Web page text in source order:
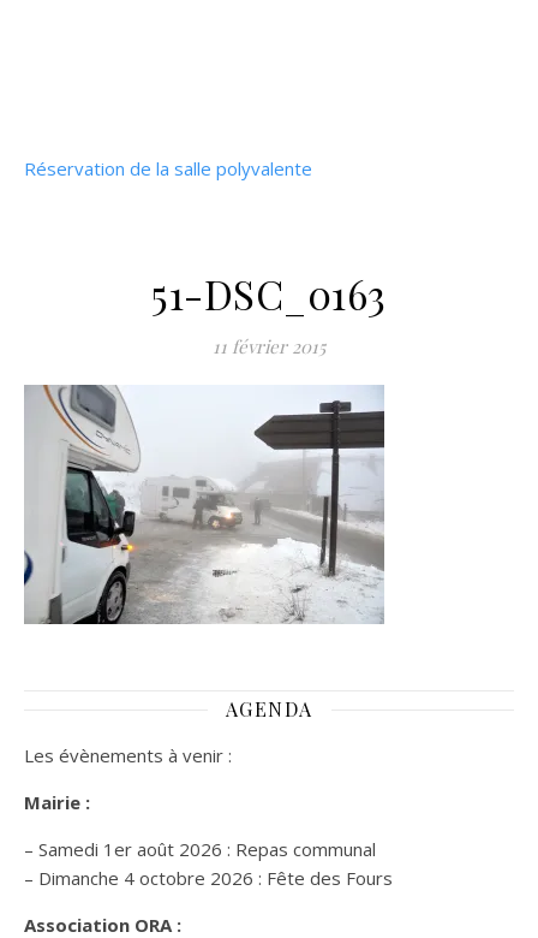
Réservation de la salle polyvalente
51-DSC_0163
11 février 2015
AGENDA
Les évènements à venir :
Mairie :
– Samedi 1er août 2026 : Repas communal
– Dimanche 4 octobre 2026 : Fête des Fours
Association ORA :